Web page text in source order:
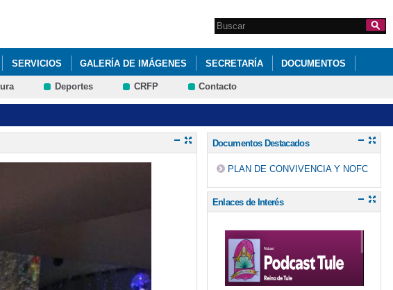
Formulario de
búsqueda
Search this site
SERVICIOS GALERÍA DE IMÁGENES SECRETARÍA DOCUMENTOS
Deportes CRFP Contacto
Documentos Destacados
PLAN DE CONVIVENCIA Y NOFC
Enlaces de Interés